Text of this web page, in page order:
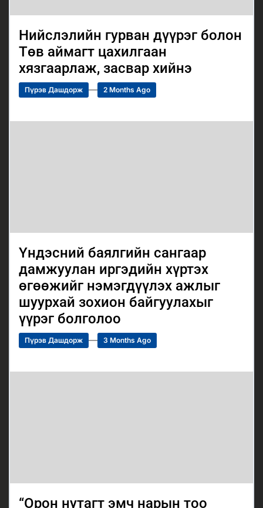
Нийслэлийн гурван дүүрэг болон
Төв аймагт цахилгаан
хязгаарлаж, засвар хийнэ
Пүрэв Дашдорж 2 Months Ago
Үндэсний баялгийн сангаар
дамжуулан иргэдийн хүртэх
өгөөжийг нэмэгдүүлэх ажлыг
шуурхай зохион байгуулахыг
үүрэг болголоо
Пүрэв Дашдорж 3 Months Ago
“Орон нутагт эмч нарын тоо